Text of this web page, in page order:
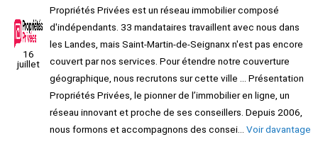
16
juillet
Propriétés Privées est un réseau immobilier composé
d'indépendants. 33 mandataires travaillent avec nous dans
les Landes, mais Saint-Martin-de-Seignanx n'est pas encore
couvert par nos services. Pour étendre notre couverture
géographique, nous recrutons sur cette ville ... Présentation
Propriétés Privées, le pionner de l’immobilier en ligne, un
réseau innovant et proche de ses conseillers. Depuis 2006,
nous formons et accompagnons des consei... Voir davantage